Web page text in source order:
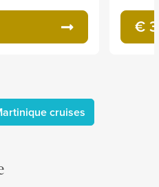
€
cruises